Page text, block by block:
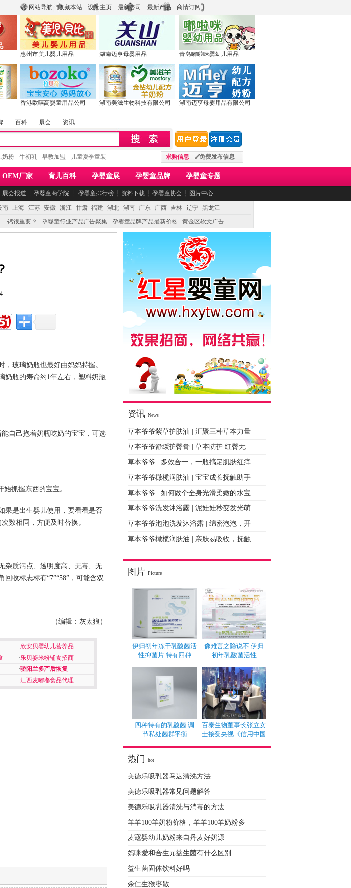
网站导航 收藏本站 设为主页 最新公司 最新产品 商情订阅
惠州市美儿婴儿用品 湖南迈亨母婴用品 青岛嘟啦咪婴幼儿用品
香港欧嘻高婴童用品公司 湖南美滋生物科技有限公司 湖南迈亨母婴用品有限公司
百科 展会 资讯
求购信息 免费发布信息
奶粉 牛初乳 早教加盟 儿童夏季童装
OEM厂家 育儿百科 孕婴童展 孕婴童品牌 孕婴童专题
展会报道 ┆ 孕婴童商学院 ┆ 孕婴童排行榜 ┆ 资料下载 ┆ 孕婴童协会 ┆ 图片中心
南 上海 江苏 安徽 浙江 甘肃 福建 湖北 湖南 广东 广西 吉林 辽宁 黑龙江
钙很重要？ 孕婴童行业产品广告聚集 孕婴童品牌产品最新价格 黄金区软文广告
玻璃奶瓶也最好由妈妈持握。
奶瓶的寿命约1年左右，塑料奶瓶
自己抱着奶瓶吃奶的宝宝，可选
抓握东西的宝宝。
果是出生婴儿使用，要看看是否
数相同，方便及时替换。
杂质污点、透明度高、无毒、无
收标志标有“7”“58”，可能含双
（编辑：灰太狼）
·欣安贝婴幼儿营养品
·乐贝姿米粉辅食招商
·骄阳兰多产后恢复
·江西麦嘟嘟食品代理
资讯 News
草本爷爷紫草护肤油 | 汇聚三种草本力量
草本爷爷舒缓护臀膏 | 草本防护 红臀无
草本爷爷 | 多效合一，一瓶搞定肌肤红痒
草本爷爷橄榄润肤油 | 宝宝成长抚触助手
草本爷爷 | 如何做个全身光滑柔嫩的水宝
草本爷爷洗发沐浴露 | 泥娃娃秒变发光萌
草本爷爷泡泡洗发沐浴露 | 绵密泡泡，开
草本爷爷橄榄润肤油 | 亲肤易吸收，抚触
图片 Picture
伊归初年冻干乳酸菌活
性抑菌片 特有四种
像难言之隐说不 伊归
初年乳酸菌活性
四种特有的乳酸菌 调
节私处菌群平衡
百泰生物董事长张立女
士接受央视《信用中国
热门 hot
美德乐吸乳器马达清洗方法
美德乐吸乳器常见问题解答
美德乐吸乳器清洗与消毒的方法
羊羊100羊奶粉价格，羊羊100羊奶粉多
麦寇婴幼儿奶粉来自丹麦好奶源
妈咪爱和合生元益生菌有什么区别
益生菌固体饮料好吗
余仁生猴枣散